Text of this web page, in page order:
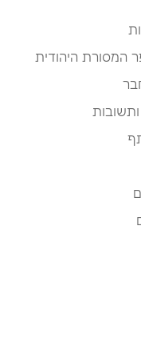
המסורת היהודית